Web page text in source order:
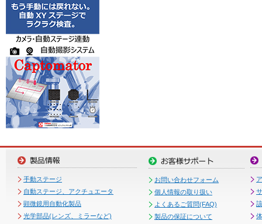
手動ステージ
自動ステージ、アクチュエータ
顕微鏡用自動化製品
光学部品(レンズ、ミラーなど)
お問い合わせフォーム
個人情報の取り扱い
よくあるご質問(FAQ)
製品の保証について